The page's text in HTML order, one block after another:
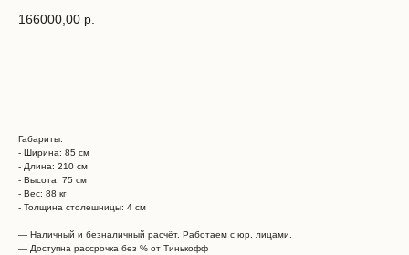
166000,00 р.
Габариты:
- Ширина: 85 см
- Длина: 210 см
- Высота: 75 см
- Вес: 88 кг
- Толщина столешницы: 4 см
— Наличный и безналичный расчёт. Работаем с юр. лицами.
— Доступна рассрочка без % от Тинькофф